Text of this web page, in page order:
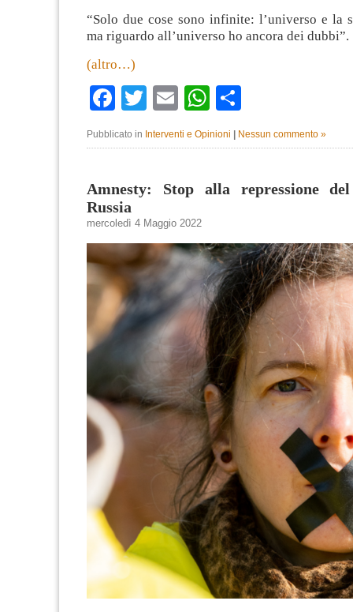
“Solo due cose sono infinite: l’universo e la
ma riguardo all’universo ho ancora dei dubbi”.
(altro…)
Facebook
TwitterEmailWhatsApp
Pubblicato in Interventi e Opinioni Nessun commento »
Amnesty: Stop alla repressione
Russia
mercoledì 4 Maggio 2022